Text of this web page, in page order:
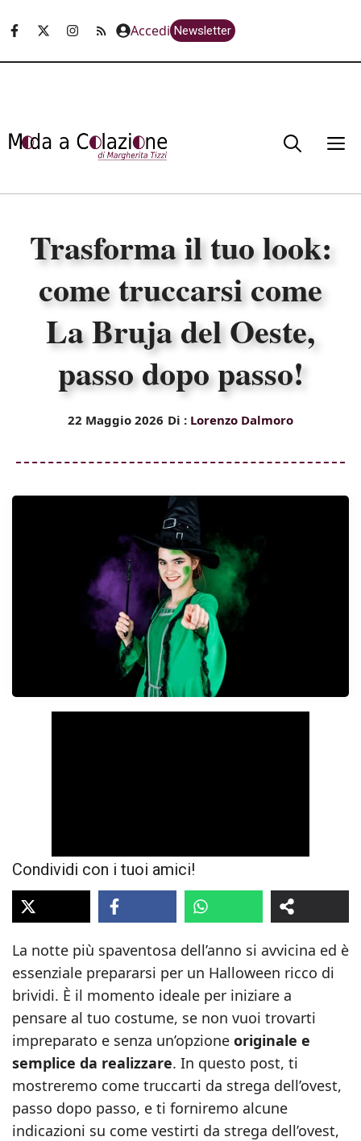
Accedi Newsletter
Trasforma il tuo look:
come truccarsi come
La Bruja del Oeste,
passo dopo passo!
22 Maggio 2026 Di : Lorenzo Dalmoro
Condividi con i tuoi amici!
La notte più spaventosa dell’anno si avvicina ed è
essenziale prepararsi per un Halloween ricco di
brividi. È il momento ideale per iniziare a
pensare al tuo costume, se non vuoi trovarti
impreparato e senza un’opzione originale e
semplice da realizzare. In questo post, ti
mostreremo come truccarti da strega dell’ovest,
passo dopo passo, e ti forniremo alcune
indicazioni su come vestirti da strega dell’ovest,